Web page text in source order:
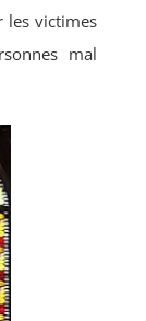
les victimes
mal